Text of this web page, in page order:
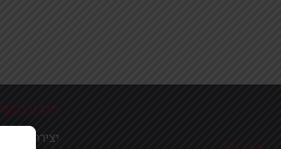
מידע נוסף
יצירת קשר